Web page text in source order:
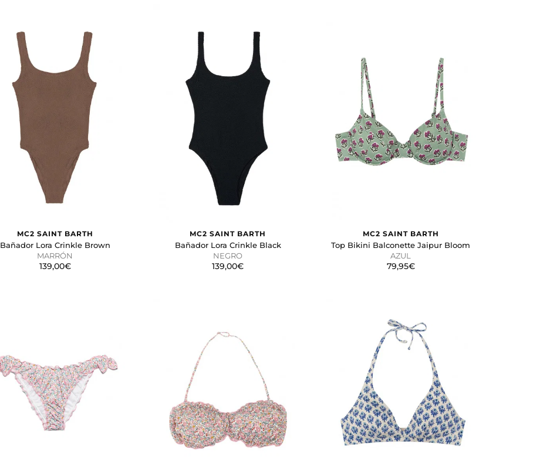
MC2 SAINT BARTH
Bañador Lora Crinkle Brown
MARRÓN
139,00€
MC2 SAINT BARTH
Bañador Lora Crinkle Black
NEGRO
139,00€
MC2 SAINT BARTH
Top Bikini Balconette Jaipur Bloom
AZUL
79,95€